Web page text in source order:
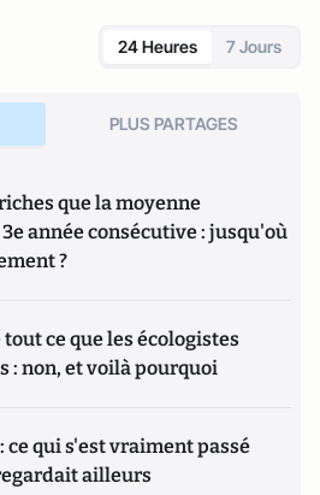
24 Heures 7 Jours
PLUS PARTAGES
que la moyenne
année consécutive : jusqu'où
?
ce que les écologistes
: non, et voilà pourquoi
ce qui s'est vraiment passé
ailleurs